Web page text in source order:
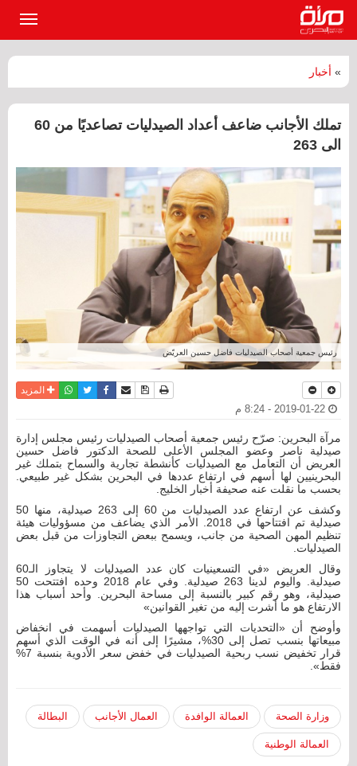
» أخبار
تملك الأجانب ضاعف أعداد الصيدليات تصاعديًا من 60
الى 263
رئيس جمعية أصحاب الصيدليات فاضل حسين العريّض
نسخة للطباعة
حفظ الموضوع
أرسل الى صديق
فيسبوكتويترواتسابالمزيد
مرآة البحرين: صرّح رئيس جمعية أصحاب الصيدليات رئيس مجلس إدارة
صيدلية ناصر وعضو المجلس الأعلى للصحة الدكتور فاضل حسين
العريض أن التعامل مع الصيدليات كأنشطة تجارية والسماح بتملك غير
البحرينيين لها أسهم في ارتفاع عددها في البحرين بشكل غير طبيعي.
بحسب ما نقلت عنه صحيفة أخبار الخليج.
وكشف عن ارتفاع عدد الصيدليات من 60 إلى 263 صيدلية، منها 50
صيدلية تم افتتاحها في 2018. الأمر الذي يضاعف من مسؤوليات هيئة
تنظيم المهن الصحية من جانب، ويسمح ببعض التجاوزات من قبل بعض
الصيدليات.
وقال العريض «في التسعينيات كان عدد الصيدليات لا يتجاوز الـ60
صيدلية. واليوم لدينا 263 صيدلية. وفي عام 2018 وحده افتتحت 50
صيدلية، وهو رقم كبير بالنسبة إلى مساحة البحرين. وأحد أسباب هذا
الارتفاع هو ما أشرت إليه من تغير القوانين»
وأوضح أن «التحديات التي تواجهها الصيدليات أسهمت في انخفاض
مبيعاتها بنسب تصل إلى 30%، مشيرًا إلى أنه في الوقت الذي أسهم
قرار تخفيض نسب ربحية الصيدليات في خفض سعر الأدوية بنسبة 7%
فقط».
وزارة الصحة العمالة الوافدة العمال الأجانب البطالة
العمالة الوطنية